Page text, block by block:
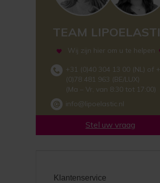
TEAM
Wij zijn hier om u te helpen
+31 (0)40 304 13 00 (NL) of
(0)78 481 963 (BE/LUX)
(Ma – Vr, van 8:30 tot 17:00)
info@lipoelastic.nl
Stel uw vraag
Klantenservice